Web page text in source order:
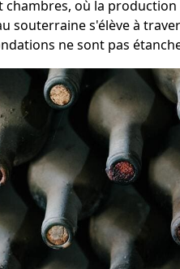
où la production
souterraine s'élève à
ne sont pas